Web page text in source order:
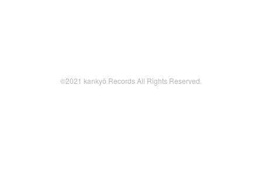
©2021 kankyō Records All Rights Reserved.